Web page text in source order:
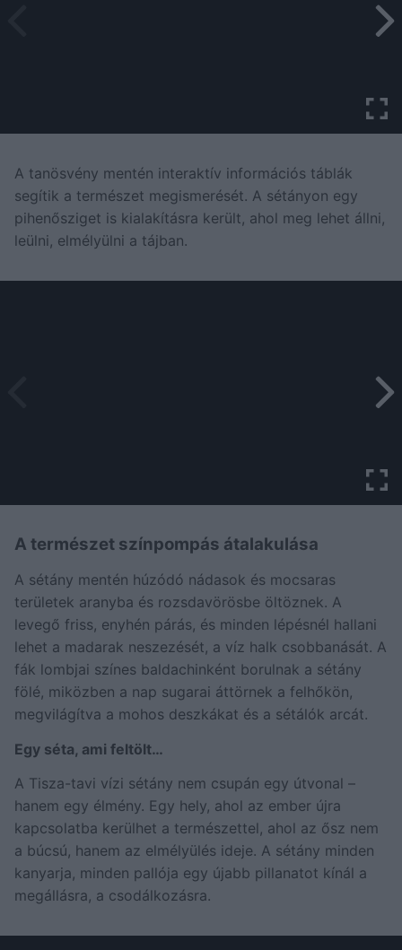
A tanösvény mentén interaktív információs táblák
segítik a természet megismerését. A sétányon egy
pihenősziget is kialakításra került, ahol meg lehet állni,
leülni, elmélyülni a tájban.
A természet színpompás átalakulása
A sétány mentén húzódó nádasok és mocsaras
területek aranyba és rozsdavörösbe öltöznek. A
levegő friss, enyhén párás, és minden lépésnél hallani
lehet a madarak neszezését, a víz halk csobbanását. A
fák lombjai színes baldachinként borulnak a sétány
fölé, miközben a nap sugarai áttörnek a felhőkön,
megvilágítva a mohos deszkákat és a sétálók arcát.
Egy séta, ami feltölt…
A Tisza-tavi vízi sétány nem csupán egy útvonal –
hanem egy élmény. Egy hely, ahol az ember újra
kapcsolatba kerülhet a természettel, ahol az ősz nem
a búcsú, hanem az elmélyülés ideje. A sétány minden
kanyarja, minden pallója egy újabb pillanatot kínál a
megállásra, a csodálkozásra.